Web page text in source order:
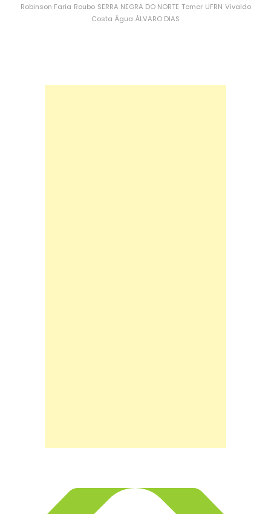
Robinson Faria Roubo SERRA NEGRA DO NORTE Temer UFRN Vivaldo
Costa Água ÁLVARO DIAS